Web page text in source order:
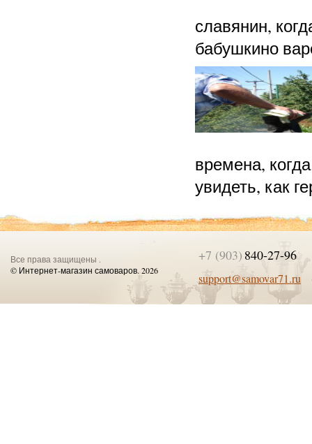
славянин,
бабушкино
времена,
увидеть, как
Все права защищены .
© Интернет-магазин самоваров. 2026
+7 (903) 840-27-96
support@samovar71.ru